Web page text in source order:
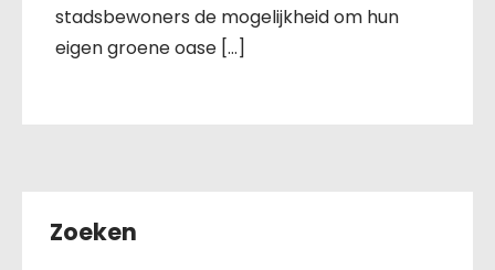
stadsbewoners de mogelijkheid om hun
eigen groene oase […]
Zoeken